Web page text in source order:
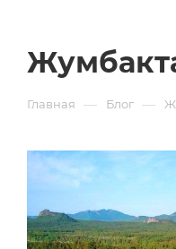
Главная — Блог —